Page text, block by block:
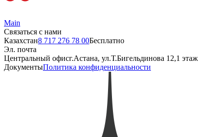
Main
Связаться с нами
Казахстан8 717 276 78 00Бесплатно
Эл. почта
Центральный офисг.Астана, ул.Т.Бигельдинова 12,1 этаж
ДокументыПолитика конфиденциальности